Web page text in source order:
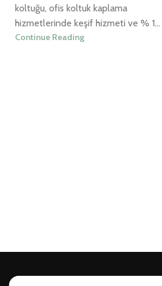
koltuğu, ofis koltuk kaplama
hizmetlerinde keşif hizmeti ve % 1...
Continue Reading